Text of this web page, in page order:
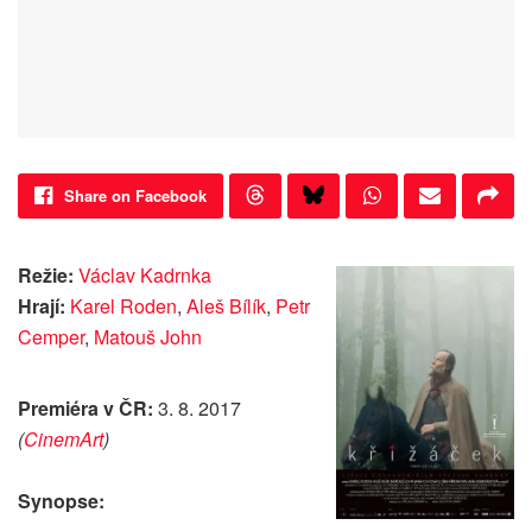
Share on Facebook
Režie: Václav Kadrnka
Hrají: Karel Roden, Aleš Bílík, Petr
Cemper, Matouš John
Premiéra v ČR: 3. 8. 2017
(CinemArt)
Synopse: